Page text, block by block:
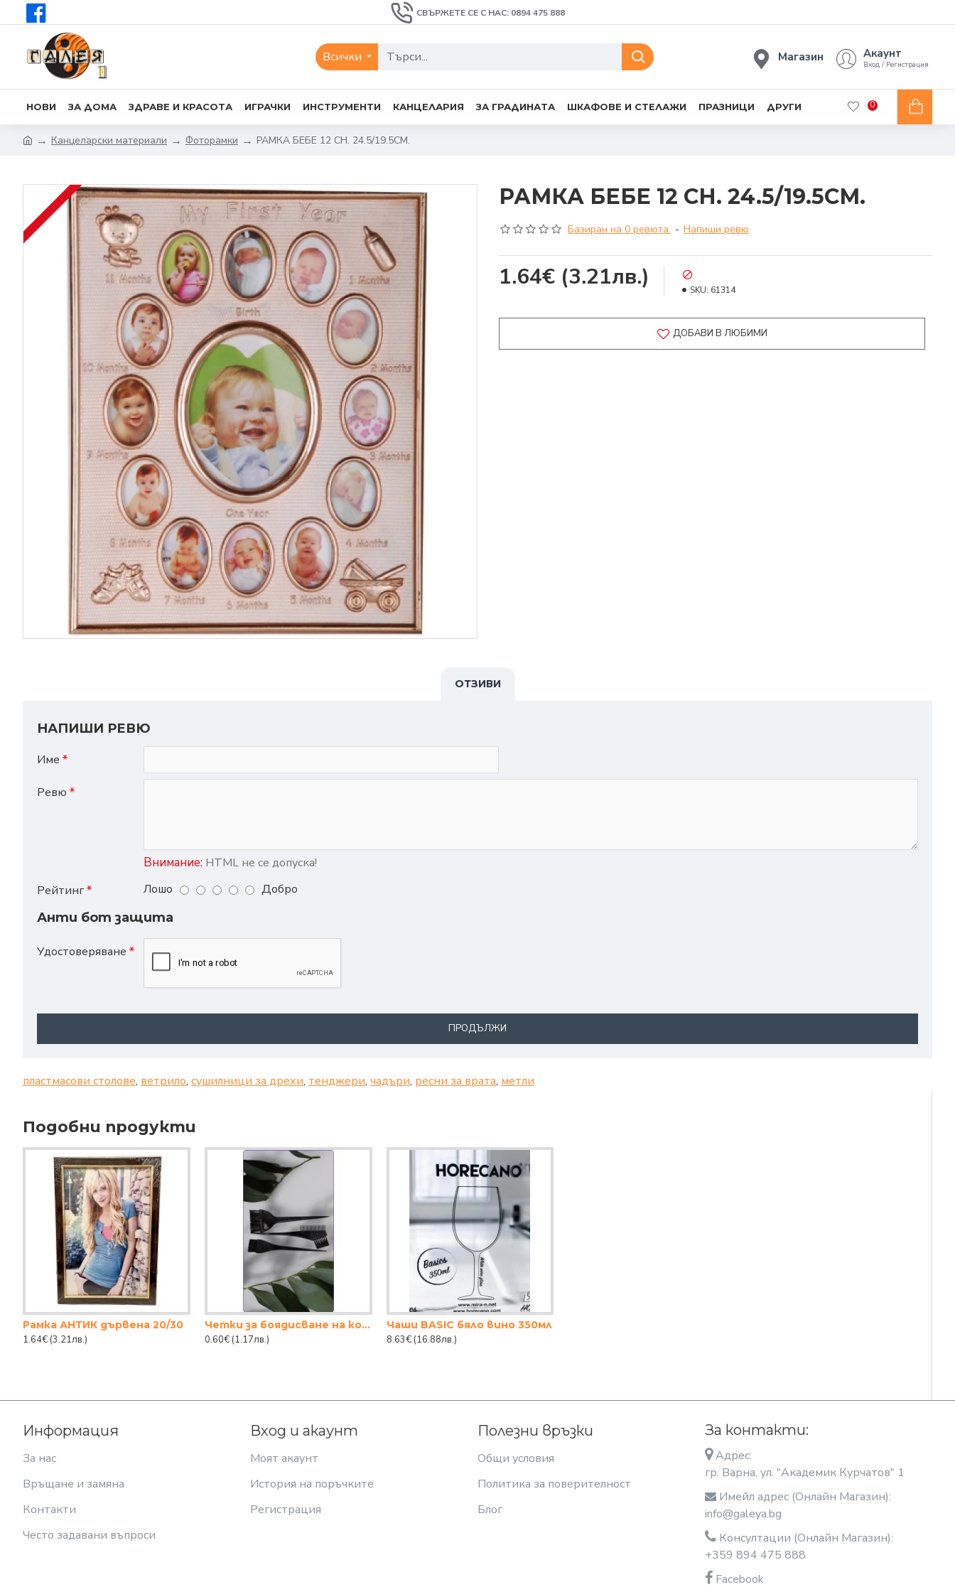
СВЪРЖЕТЕ СЕ С НАС: 0894 475 888
Всички Магазин Акаунт
Вход / Регистрация
НОВИ ЗА ДОМА ЗДРАВЕ И КРАСОТА ИГРАЧКИ ИНСТРУМЕНТИ КАНЦЕЛАРИЯ ЗА ГРАДИНАТА ШКАФОВЕ И СТЕЛАЖИ ПРАЗНИЦИ ДРУГИ 0
Канцеларски материали Фоторамки РАМКА БЕБЕ 12 СН. 24.5/19.5СМ.
РАМКА БЕБЕ 12 СН. 24.5/19.5СМ.
Базиран на 0 ревюта. - Напиши ревю
1.64€ (3.21лв.) SKU: 61314
ДОБАВИ В ЛЮБИМИ
ОТЗИВИ
НАПИШИ РЕВЮ
Име
Ревю
Внимание: HTML не се допуска!
Рейтинг
Лошо
Добро
Анти бот защита
Удостоверяване
ПРОДЪЛЖИ
пластмасови столове, ветрило, сушилници за дрехи, тенджери, чадъри, ресни за врата, метли
Подобни продукти
Рамка АНТИК дървена 20/30
1.64€ (3.21лв.)
Четки за боядисване на коса 3бр.
0.60€ (1.17лв.)
Чаши BASIC бяло вино 350мл
8.63€ (16.88лв.)
Информация
За нас
Връщане и замяна
Контакти
Често задавани въпроси
Вход и акаунт
Моят акаунт
История на поръчките
Регистрация
Полезни връзки
Общи условия
Политика за поверителност
Блог
За контакти:
Адрес:
гр. Варна, ул. "Академик Курчатов" 1
Имейл адрес (Онлайн Магазин):
info@galeya.bg
Консултации (Онлайн Магазин):
+359 894 475 888
Facebook